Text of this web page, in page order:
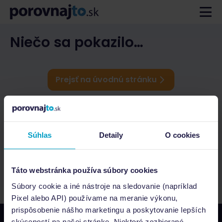
Súhlas Detaily O cookies
Táto webstránka používa súbory cookies
Súbory cookie a iné nástroje na sledovanie (napríklad
Pixel alebo API) používame na meranie výkonu,
prispôsobenie nášho marketingu a poskytovanie lepších
Niečo sa pokazilo…
Prejsť na úvodnú stránku